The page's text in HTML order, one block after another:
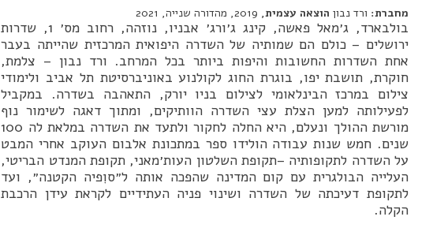
מחברת: ורד נבון הוצאה עצמית, 2019, מהדורה שנייה, 2021
בולבארד, ג׳מאל פאשה, קינג ג׳ורג׳ אבניו, נוזהה, רחוב מס׳ 1, שדרות
ירושלים – כולם הם שמותיה של השדרה היפואית המרכזית שהייתה בעבר
אחת השדרות החשובות והיפות ביותר בכל המרחב. ורד נבון – צלמת,
חוקרת, תושבת יפו, בוגרת החוג לקולנוע באוניברסיטת תל אביב ולימודי
צילום במרכז הבינלאומי לצילום בניו יורק, התאהבה בשדרה. במקביל
לפעילותה למען הצלת עצי השדרה הוותיקים, ומתוך דאגה לשימור נוף
מורשת ההולך ונעלם, היא החלה לחקור ולתעד את השדרה במלאת לה 100
שנים. חמש שנות עבודה הולידו ספר במתכונת אלבום העוקב אחרי המבט
על השדרה לתקופותיה –תקופת השלטון העות׳מאני, תקופת המנדט הבריטי,
העלייה הבולגרית עם קום המדינה שהפכה אותה ל״סוִִפיה הקטנה״, ועד
לתקופת דעיכתה של השדרה ושינוי פניה העתידיים לקראת עידן הרכבת
הקלה.